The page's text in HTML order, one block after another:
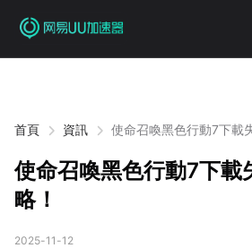
首頁 資訊 使命召喚黑色行動7下載
使命召喚黑色行動7下載
略！
2025-11-12